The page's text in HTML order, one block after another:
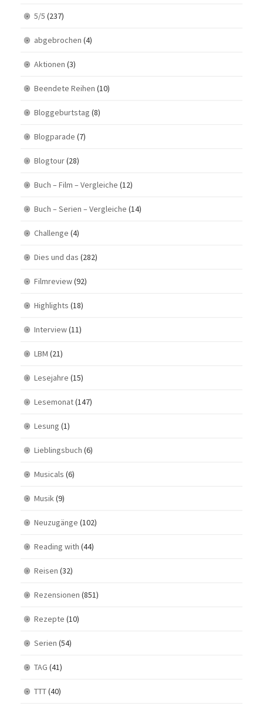
5/5 (237)
abgebrochen (4)
Aktionen (3)
Beendete Reihen (10)
Bloggeburtstag (8)
Blogparade (7)
Blogtour(28)
Buch – Film – Vergleiche (12)
Buch – Serien – Vergleiche (14)
Challenge (4)
Dies und das (282)
Filmreview(92)
Highlights (18)
Interview(11)
LBM (21)
Lesejahre (15)
Lesemonat(147)
Lesung (1)
Lieblingsbuch (6)
Musicals (6)
Musik(9)
Neuzugänge (102)
Reading with (44)
Reisen (32)
Rezensionen (851)
Rezepte (10)
Serien (54)
TAG (41)
TTT(40)